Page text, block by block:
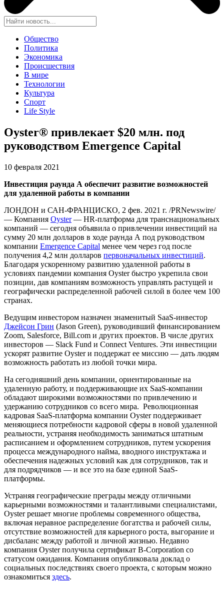
Общество
Политика
Экономика
Происшествия
В мире
Технологии
Культура
Спорт
Life Style
Oyster® привлекает $20 млн. под
руководством Emergence Capital
10 февраля 2021
Инвестиция раунда А обеспечит развитие возможностей
для удаленной работы в компании
ЛОНДОН и САН-ФРАНЦИСКО, 2 фев. 2021 г. /PRNewswire/
— Компания Oyster— HR-платформа для транснациональных
компаний — сегодня объявила о привлечении инвестиций на
сумму 20 млн долларов в ходе раунда А под руководством
компании Emergence Capital менее чем через год после
получения 4,2 млн долларов первоначальных инвестиций.
Благодаря ускоренному развитию удаленной работы в
условиях пандемии компания Oyster быстро укрепила свои
позиции, дав компаниям возможность управлять растущей и
географически распределенной рабочей силой в более чем 100
странах.
Ведущим инвестором назначен знаменитый SaaS-инвестор
Джейсон Грин (Jason Green), руководивший финансированием
Zoom, Salesforce, Bill.com и других проектов. В числе других
инвесторов — Slack Fund и Connect Ventures. Эти инвестиции
ускорят развитие Oyster и поддержат ее миссию — дать людям
возможность работать из любой точки мира.
На сегодняшний день компании, ориентированные на
удаленную работу, и поддерживающие их SaaS-компании
обладают широкими возможностями по привлечению и
удержанию сотрудников со всего мира. Революционная
кадровая SaaS-платформа компании Oyster поддерживает
меняющиеся потребности кадровой сферы в новой удаленной
реальности, устраняя необходимость заниматься штатным
расписанием и оформлением сотрудников, путем ускорения
процесса международного найма, вводного инструктажа и
обеспечения надежных условий как для сотрудников, так и
для подрядчиков — и все это на базе единой SaaS-
платформы.
Устраняя географические преграды между отличными
карьерными возможностями и талантливыми специалистами,
Oyster решает многие проблемы современного общества,
включая неравное распределение богатства и рабочей силы,
отсутствие возможностей для карьерного роста, выгорание и
дисбаланс между работой и личной жизнью. Недавно
компания Oyster получила сертификат B-Corporation со
статусом ожидания. Компания опубликовала доклад о
социальных последствиях своего проекта, с которым можно
ознакомиться здесь.